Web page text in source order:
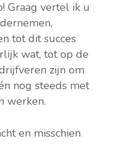
Graag vertel ik u
tot dit succes
wat, tot op de
zijn om
nog steeds met
werken.
en misschien